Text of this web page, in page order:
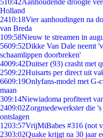
510:42Aanhoudende droogte
Holland
2410:18Vier aanhoudingen na
van Breda
109:58Nieuw te streamen in
5609:52Dikke Van Dale neemt
schaamlippen doorbreken'
4009:42Duitser (93) crasht met
2509:22Huisarts per direct uit
6609:19Onlyfans-model met G-
maan
309:14Niewiadoma profiteert
2409:02Zorgmedewerkster die
ontslagen
1203:57VrijMiBabes #316 (not
2303:02Quake krijgt na 30 jaar